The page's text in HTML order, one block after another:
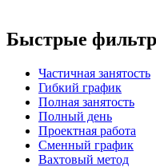
Быстрые
Частичная занятость
Гибкий график
Полная занятость
Полный день
Проектная работа
Сменный график
Вахтовый метод